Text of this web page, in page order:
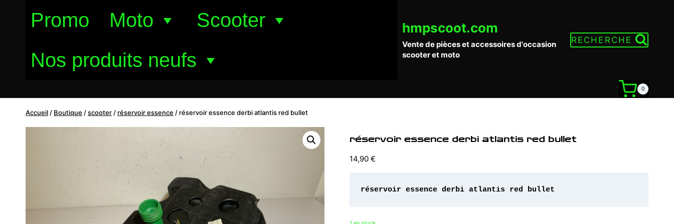
Promo Moto
Scooter
Nos produits neufs
hmpscoot.com
Vente de pièces et accessoires d'occasion
scooter et moto
RECHERCHE
0
Accueil / Boutique /scooter / réservoir essence / réservoir essence derbi atlantis red bullet
réservoir essence derbi atlantis red bullet
14,90 €
réservoir essence derbi atlantis red bullet